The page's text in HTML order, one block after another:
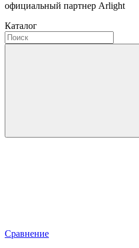
официальный партнер Arlight
Каталог
Сравнение